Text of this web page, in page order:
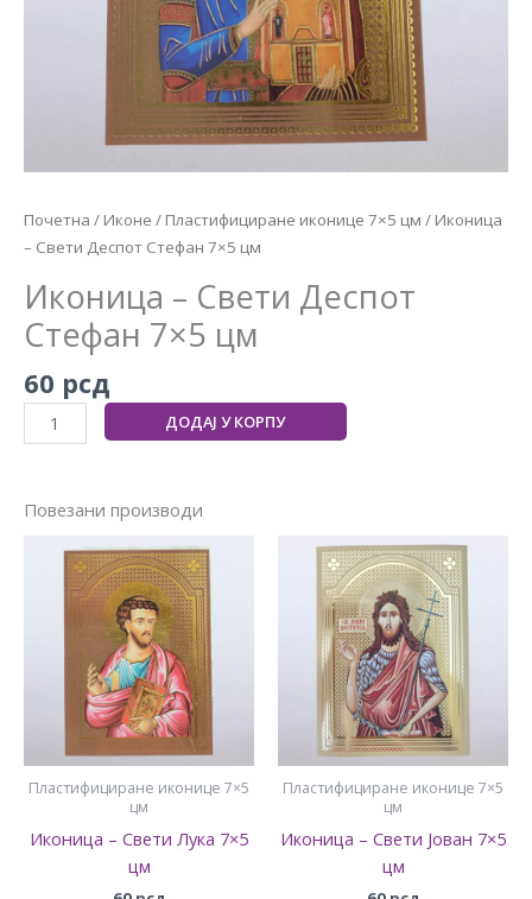
Почетна / Иконе / Пластифициране иконице 7×5 цм / Иконица
– Свети Деспот Стефан 7×5 цм
Иконица – Свети Деспот
Стефан 7×5 цм
60 рсд
ДОДАЈ У КОРПУ
Повезани производи
Пластифициране иконице 7×5
цм
Иконица – Свети Лука 7×5
цм
Пластифициране иконице 7×5
цм
Иконица – Свети Јован 7×5
цм